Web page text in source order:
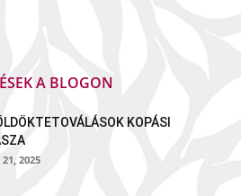
A BLOGON
KOPÁSI
2025